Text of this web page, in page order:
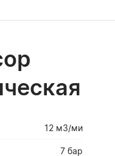
12 м3/ми
7 бар